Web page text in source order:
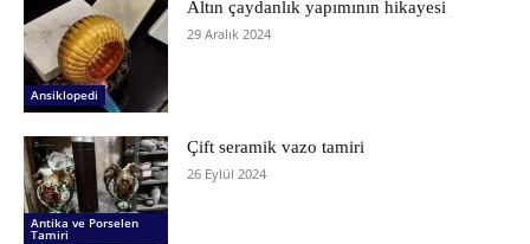
Ansiklopedi
Altın çaydanlık yapımının hikayesi
29 Aralık 2024
Antika ve Porselen
Tamiri
Çift seramik vazo tamiri
26 Eylül 2024